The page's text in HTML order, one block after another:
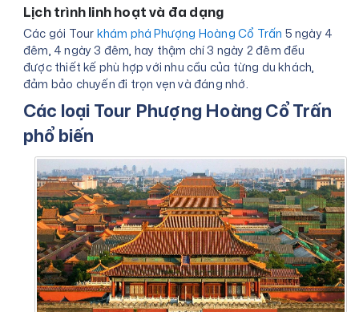
Lịch trình linh hoạt và đa dạng
Các gói Tourkhám phá Phượng Hoàng Cổ Trấn 5 ngày 4
đêm, 4 ngày 3 đêm, hay thậm chí 3 ngày 2 đêm đều
được thiết kế phù hợp với nhu cầu của từng du khách,
đảm bảo chuyến đi trọn vẹn và đáng nhớ.
Các loại Tour Phượng Hoàng Cổ Trấn
phổ biến